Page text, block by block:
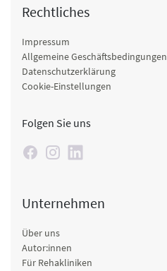
Rechtliches
Impressum
Allgemeine Geschäftsbedingungen
Datenschutzerklärung
Cookie-Einstellungen
Folgen Sie uns
Unternehmen
Über uns
Autor:innen
Für Rehakliniken